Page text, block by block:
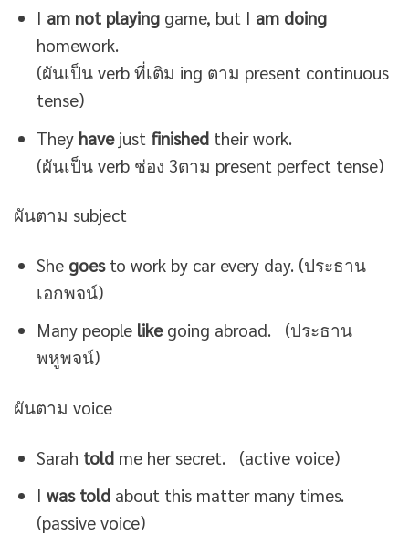
I am not playinggame, but I am doing
homework.
(ผันเป็น verb ที่เติม ing ตาม present continuous
tense)
They havejust finishedtheir work.
(ผันเป็น verb ช่อง 3ตาม present perfect tense)
ผันตาม subject
She goesto work by car every day. (ประธาน
เอกพจน์)
Many people likegoing abroad. (ประธาน
พหูพจน์)
ผันตาม voice
Sarah toldme her secret. (active voice)
I was toldabout this matter many times.
(passive voice)